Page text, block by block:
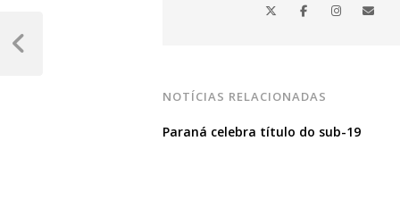
NOTÍCIAS RELACIONADAS
Paraná celebra título do sub-19
Navegação
de
Post